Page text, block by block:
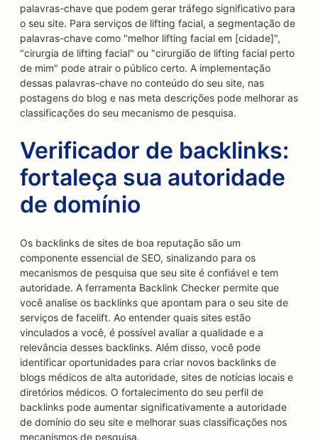
palavras-chave que podem gerar tráfego significativo para
o seu site. Para serviços de lifting facial, a segmentação de
palavras-chave como "melhor lifting facial em [cidade]",
"cirurgia de lifting facial" ou "cirurgião de lifting facial perto
de mim" pode atrair o público certo. A implementação
dessas palavras-chave no conteúdo do seu site, nas
postagens do blog e nas meta descrições pode melhorar as
classificações do seu mecanismo de pesquisa.
Verificador de backlinks:
fortaleça sua autoridade
de domínio
Os backlinks de sites de boa reputação são um
componente essencial de SEO, sinalizando para os
mecanismos de pesquisa que seu site é confiável e tem
autoridade. A ferramenta Backlink Checker permite que
você analise os backlinks que apontam para o seu site de
serviços de facelift. Ao entender quais sites estão
vinculados a você, é possível avaliar a qualidade e a
relevância desses backlinks. Além disso, você pode
identificar oportunidades para criar novos backlinks de
blogs médicos de alta autoridade, sites de notícias locais e
diretórios médicos. O fortalecimento do seu perfil de
backlinks pode aumentar significativamente a autoridade
de domínio do seu site e melhorar suas classificações nos
mecanismos de pesquisa.